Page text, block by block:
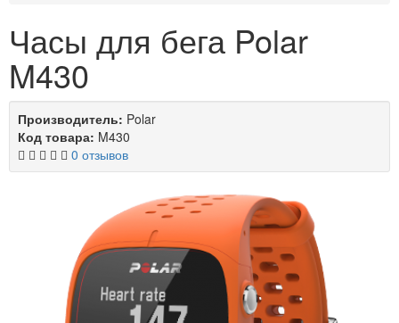
Часы для бега Polar
M430
Производитель: Polar
Код товара: M430
0 отзывов